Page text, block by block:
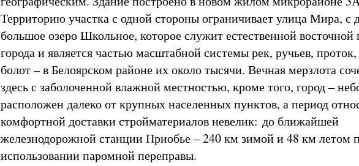
Территорию участка с одной стороны ограничивает улица Мира, с
большое озеро Школьное, которое служит естественной восточной
города и является частью масштабной системы рек, ручьев,
болот – в Белоярском районе их около тысячи. Вечная мерзлота
здесь с заболоченной влажной местностью, кроме того, город –
расположен далеко от крупных населенных пунктов, а период
комфортной доставки стройматериалов невелик: до ближайшей
железнодорожной станции Приобье – 240 км зимой и 48 км летом
использовании паромной переправы.